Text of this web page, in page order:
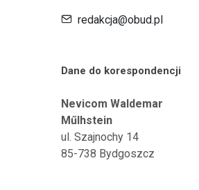
redakcja@obud.pl
Dane do korespondencji
Nevicom Waldemar
Műlhstein
ul. Szajnochy 14
85-738 Bydgoszcz